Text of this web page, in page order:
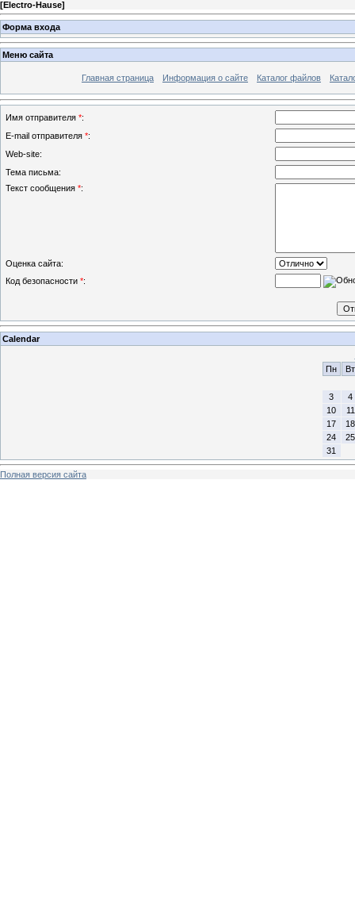
[Electro-Hause]
Форма входа
Меню сайта
Главная страница Информация о сайте Каталог файлов
Имя отправителя *:
E-mail отправителя *:
Web-site:
Тема письма:
Текст сообщения *:
Оценка сайта:
Код безопасности *:
Calendar
Пн
Вт
3
4
10
11
17
18
24
25
31
Полная версия сайта